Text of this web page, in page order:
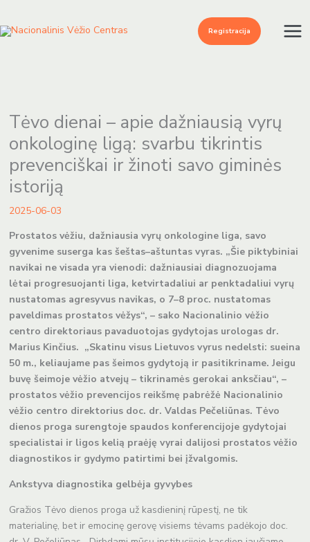
prie
Registracija
Tėvo dienai – apie dažniausią vyrų
onkologinę ligą: svarbu tikrintis
prevenciškai ir žinoti savo giminės
istoriją
2025-06-03
Prostatos vėžiu, dažniausia vyrų onkologine liga, savo
gyvenime suserga kas šeštas–aštuntas vyras. „Šie piktybiniai
navikai ne visada yra vienodi: dažniausiai diagnozuojama
lėtai progresuojanti liga, ketvirtadaliui ar penktadaliui vyrų
nustatomas agresyvus navikas, o 7–8 proc. nustatomas
paveldimas prostatos vėžys“, – sako Nacionalinio vėžio
centro direktoriaus pavaduotojas gydytojas urologas dr.
Marius Kinčius. „Skatinu visus Lietuvos vyrus nedelsti: sueina
50 m., keliaujame pas šeimos gydytoją ir pasitikriname. Jeigu
buvę šeimoje vėžio atvejų – tikrinamės gerokai anksčiau“, –
prostatos vėžio prevencijos reikšmę pabrėžė Nacionalinio
vėžio centro direktorius doc. dr. Valdas Pečeliūnas. Tėvo
dienos proga surengtoje spaudos konferencijoje gydytojai
specialistai ir ligos kelią praėję vyrai dalijosi prostatos vėžio
diagnostikos ir gydymo patirtimi bei įžvalgomis.
Ankstyva diagnostika gelbėja gyvybes
Gražios Tėvo dienos proga už kasdieninį rūpestį, ne tik
materialinę, bet ir emocinę gerovę visiems tėvams padėkojo doc.